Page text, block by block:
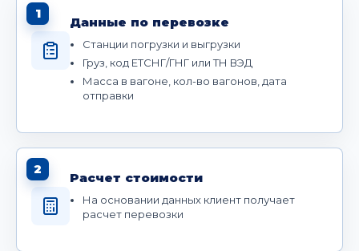
1
Данные по перевозке
Станции погрузки и выгрузки
Груз, код ЕТСНГ/ГНГ или ТН ВЭД
Масса в вагоне, кол-во вагонов, дата
отправки
2
Расчет стоимости
На основании данных клиент получает
расчет перевозки